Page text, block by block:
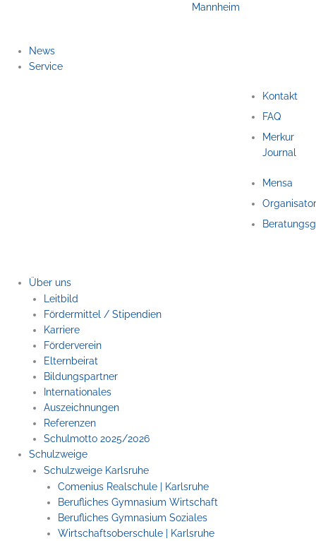
Mannheim
News
Service
Kontakt
FAQ
Merkur
Journal
Mensa
Über uns
Leitbild
Fördermittel / Stipendien
Karriere
Förderverein
Elternbeirat
Bildungspartner
Internationales
Auszeichnungen
Referenzen
Schulmotto 2025/2026
Schulzweige
Schulzweige Karlsruhe
Comenius Realschule | Karlsruhe
Berufliches Gymnasium Wirtschaft
Berufliches Gymnasium Soziales
Wirtschaftsoberschule | Karlsruhe